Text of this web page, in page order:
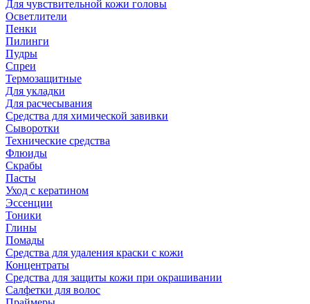
Для чувствительной кожи головы
Осветлители
Пенки
Пилинги
Пудры
Спреи
Термозащитные
Для укладки
Для расчесывания
Средства для химической завивки
Сыворотки
Технические средства
Флюиды
Скрабы
Пасты
Уход с кератином
Эссенции
Тоники
Глины
Помады
Средства для удаления краски с кожи
Концентраты
Средства для защиты кожи при окрашивании
Салфетки для волос